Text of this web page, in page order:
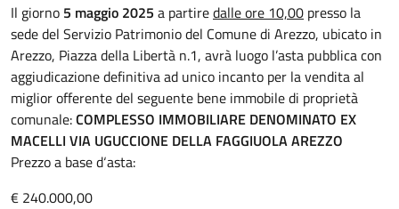
Descrizione Bando
Il giorno 5 maggio 2025 a partiredalle ore 10,00 presso la
sede del Servizio Patrimonio del Comune di Arezzo, ubicato in
Arezzo, Piazza della Libertà n.1, avrà luogo l’asta pubblica con
aggiudicazione definitiva ad unico incanto per la vendita al
miglior offerente del seguente bene immobile di proprietà
comunale:COMPLESSO IMMOBILIARE DENOMINATO EX
MACELLI VIA UGUCCIONE DELLA FAGGIUOLA AREZZO
Prezzo a base d‘asta:
€ 240.000,00